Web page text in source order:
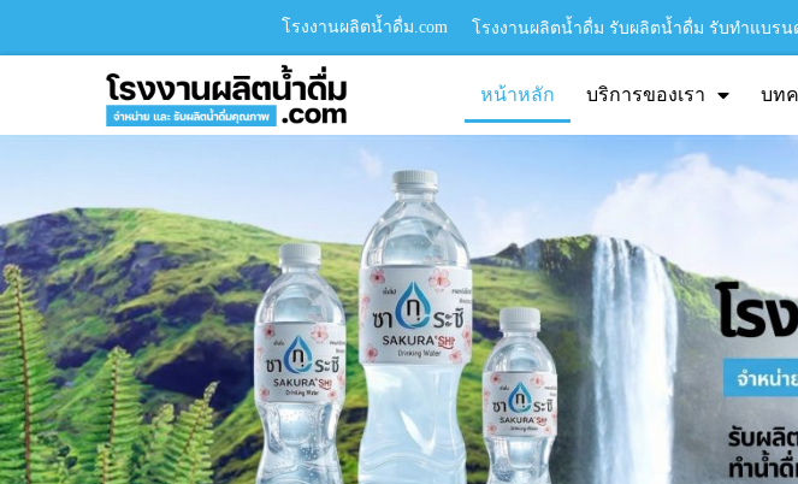
โรงงานผลิตน้ำดื่ม.com โรงงานผลิตน้ำดื่ม รับผลิตน้ำดื่ม รับทำแบ
หน้าหลัก บริการของเรา บท